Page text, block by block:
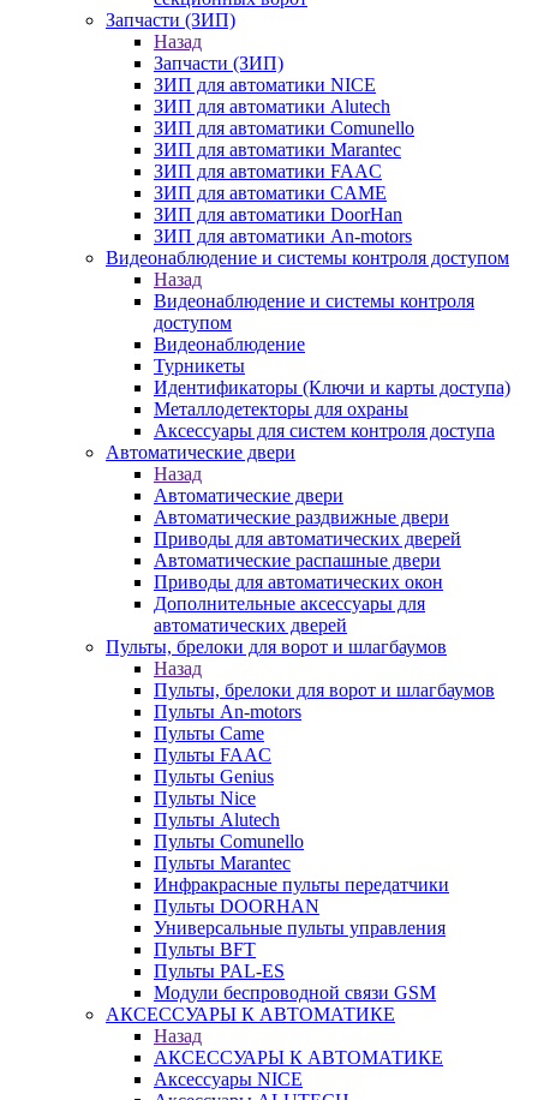
Запчасти (ЗИП)
Назад
Запчасти (ЗИП)
ЗИП для автоматики NICE
ЗИП для автоматики Alutech
ЗИП для автоматики Comunello
ЗИП для автоматики Marantec
ЗИП для автоматики FAAC
ЗИП для автоматики CAME
ЗИП для автоматики DoorHan
ЗИП для автоматики An-motors
Видеонаблюдение и системы контроля доступом
Назад
Видеонаблюдение и системы контроля
доступом
Видеонаблюдение
Турникеты
Идентификаторы (Ключи и карты доступа)
Металлодетекторы для охраны
Аксессуары для систем контроля доступа
Автоматические двери
Назад
Автоматические двери
Автоматические раздвижные двери
Приводы для автоматических дверей
Автоматические распашные двери
Приводы для автоматических окон
Дополнительные аксессуары для
автоматических дверей
Пульты, брелоки для ворот и шлагбаумов
Назад
Пульты, брелоки для ворот и шлагбаумов
Пульты An-motors
Пульты Came
Пульты FAAC
Пульты Genius
Пульты Nice
Пульты Alutech
Пульты Сomunello
Пульты Marantec
Инфракрасные пульты передатчики
Пульты DOORHAN
Универсальные пульты управления
Пульты BFT
Пульты PAL-ES
Модули беспроводной связи GSM
АКСЕССУАРЫ К АВТОМАТИКЕ
Назад
АКСЕССУАРЫ К АВТОМАТИКЕ
Аксессуары NICE